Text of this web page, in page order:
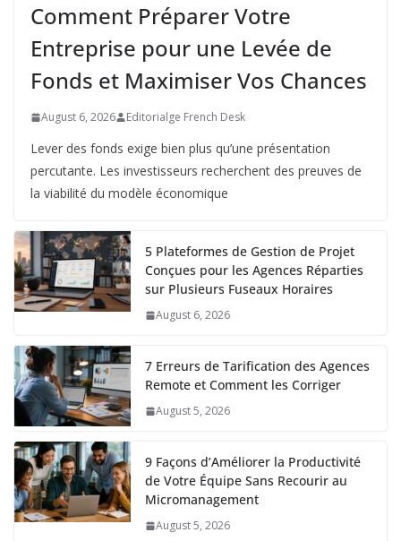
Comment Préparer Votre
Entreprise pour une Levée de
Fonds et Maximiser Vos Chances
August 6, 2026 Editorialge French Desk
Lever des fonds exige bien plus qu’une présentation
percutante. Les investisseurs recherchent des preuves de
la viabilité du modèle économique
5 Plateformes de Gestion de Projet
Conçues pour les Agences Réparties
sur Plusieurs Fuseaux Horaires
August 6, 2026
7 Erreurs de Tarification des Agences
Remote et Comment les Corriger
August 5, 2026
9 Façons d’Améliorer la Productivité
de Votre Équipe Sans Recourir au
Micromanagement
August 5, 2026